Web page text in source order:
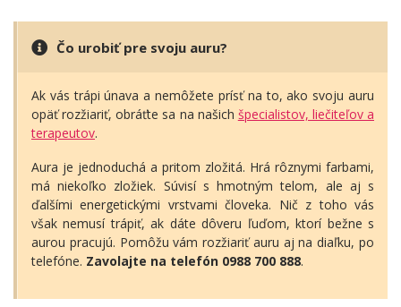
Čo urobiť pre svoju auru?
Ak vás trápi únava a nemôžete prísť na to, ako svoju auru
opäť rozžiariť, obráťte sa na našich špecialistov, liečiteľov a
terapeutov.
Aura je jednoduchá a pritom zložitá. Hrá rôznymi farbami,
má niekoľko zložiek. Súvisí s hmotným telom, ale aj s
ďalšími energetickými vrstvami človeka. Nič z toho vás
však nemusí trápiť, ak dáte dôveru ľuďom, ktorí bežne s
aurou pracujú. Pomôžu vám rozžiariť auru aj na diaľku, po
telefóne. Zavolajte na telefón 0988 700 888.